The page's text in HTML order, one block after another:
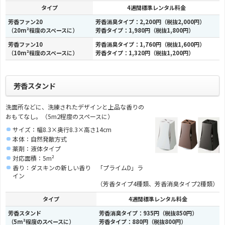
タイプ
4週間標準レンタル料金
芳香ファン20
（20m²程度のスペースに）
芳香消臭タイプ：2,200円（税抜2,000円）
芳香タイプ：1,980円（税抜1,800円）
芳香ファン10
（10m²程度のスペースに）
芳香消臭タイプ：1,760円（税抜1,600円）
芳香タイプ：1,320円（税抜1,200円）
芳香スタンド
洗面所などに、洗練されたデザインと上品な香りの
おもてなし。（5m2程度のスペースに）
サイズ：幅8.3×奥行8.3×高さ14cm
本体：自然発散方式
薬剤：液体タイプ
対応面積：5m²
香り：ダスキンの新しい香り 「プライムD」ラ
イン
（芳香タイプ4種類、芳香消臭タイプ2種類）
タイプ
4週間標準レンタル料金
芳香スタンド
（5m²程度のスペースに）
芳香消臭タイプ：935円（税抜850円）
芳香タイプ：880円（税抜800円）